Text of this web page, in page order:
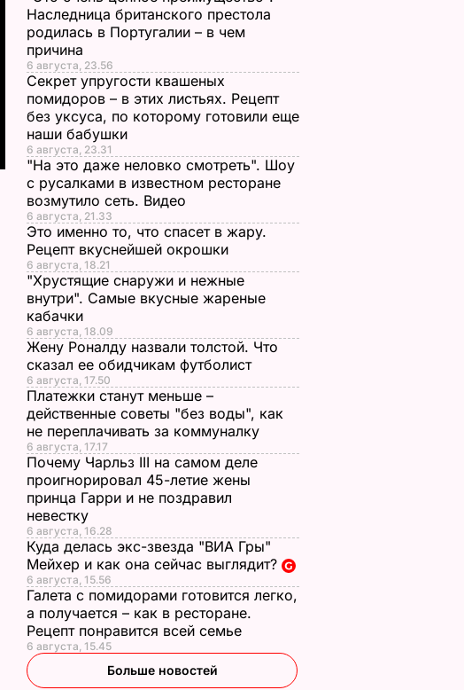
Наследница британского престола
родилась в Португалии – в чем
причина
6 августа, 23.56
Секрет упругости квашеных
помидоров – в этих листьях. Рецепт
без уксуса, по которому готовили еще
наши бабушки
6 августа, 23.31
"На это даже неловко смотреть". Шоу
с русалками в известном ресторане
возмутило сеть. Видео
6 августа, 21.33
Это именно то, что спасет в жару.
Рецепт вкуснейшей окрошки
6 августа, 18.21
"Хрустящие снаружи и нежные
внутри". Самые вкусные жареные
кабачки
6 августа, 18.09
Жену Роналду назвали толстой. Что
сказал ее обидчикам футболист
6 августа, 17.50
Платежки станут меньше –
действенные советы "без воды", как
не переплачивать за коммуналку
6 августа, 17.17
Почему Чарльз III на самом деле
проигнорировал 45-летие жены
принца Гарри и не поздравил
невестку
6 августа, 16.28
Куда делась экс-звезда "ВИА Гры"
Мейхер и как она сейчас выглядит?
6 августа, 15.56
Галета с помидорами готовится легко,
а получается – как в ресторане.
Рецепт понравится всей семье
6 августа, 15.45
Больше новостей